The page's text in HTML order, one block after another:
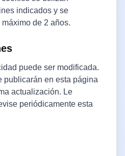
indicados y se
de 2 años.
puede ser modificada.
publicarán en esta página
actualización. Le
periódicamente esta